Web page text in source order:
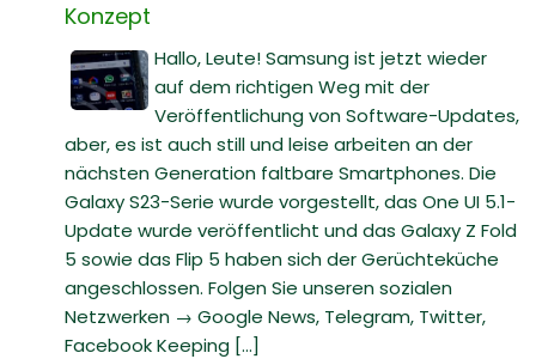
Konzept
Hallo, Leute! Samsung ist jetzt wieder
auf dem richtigen Weg mit der
Veröffentlichung von Software-Updates,
aber, es ist auch still und leise arbeiten an der
nächsten Generation faltbare Smartphones. Die
Galaxy S23-Serie wurde vorgestellt, das One UI 5.1-
Update wurde veröffentlicht und das Galaxy Z Fold
5 sowie das Flip 5 haben sich der Gerüchteküche
angeschlossen. Folgen Sie unseren sozialen
Netzwerken → Google News, Telegram, Twitter,
Facebook Keeping [...]